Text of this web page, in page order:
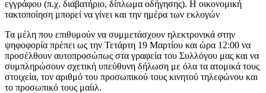
εγγράφου (π.χ. διαβατήριο, δίπλωμα οδήγησης). Η οικονομική
τακτοποίηση μπορεί να γίνει και την ημέρα των εκλογών
Τα μέλη που επιθυμούν να συμμετάσχουν ηλεκτρονικά στην
ψηφοφορία πρέπει ως την Τετάρτη 19 Μαρτίου και ώρα 12:00 να
προσέλθουν αυτοπροσώπως στα γραφεία του Συλλόγου μας και να
συμπληρώσουν σχετική υπεύθυνη δήλωση με όλα τα ατομικά τους
στοιχεία, τον αριθμό του προσωπικού τους κινητού τηλεφώνου και
το προσωπικό τους μαίιλ.